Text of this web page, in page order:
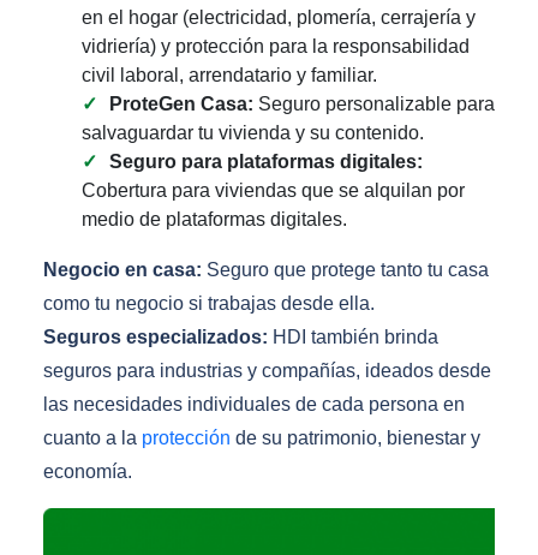
en el hogar (electricidad, plomería, cerrajería y
vidriería) y protección para la responsabilidad
civil laboral, arrendatario y familiar.
ProteGen Casa: Seguro personalizable para
salvaguardar tu vivienda y su contenido.
Seguro para plataformas digitales:
Cobertura para viviendas que se alquilan por
medio de plataformas digitales.
Negocio en casa: Seguro que protege tanto tu casa
como tu negocio si trabajas desde ella.
Seguros especializados: HDI también brinda
seguros para industrias y compañías, ideados desde
las necesidades individuales de cada persona en
cuanto a la protección de su patrimonio, bienestar y
economía.